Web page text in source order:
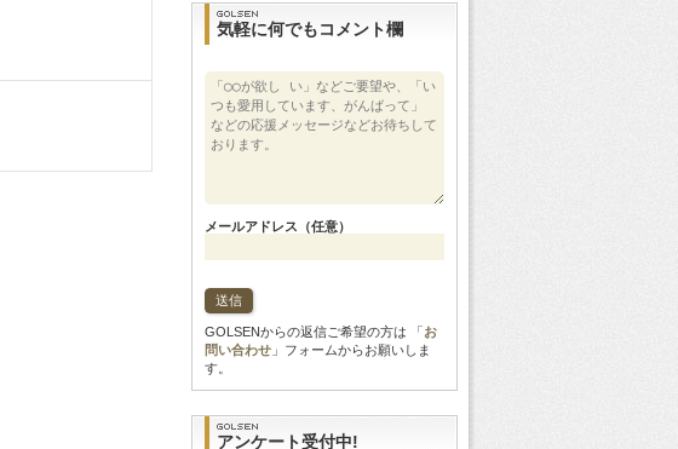
気軽に何でもコメント欄
メールアドレス（任意）
GOLSENからの返信ご希望の方は 「お
問い合わせ 」フォームからお願いしま
す。
アンケート受付中!